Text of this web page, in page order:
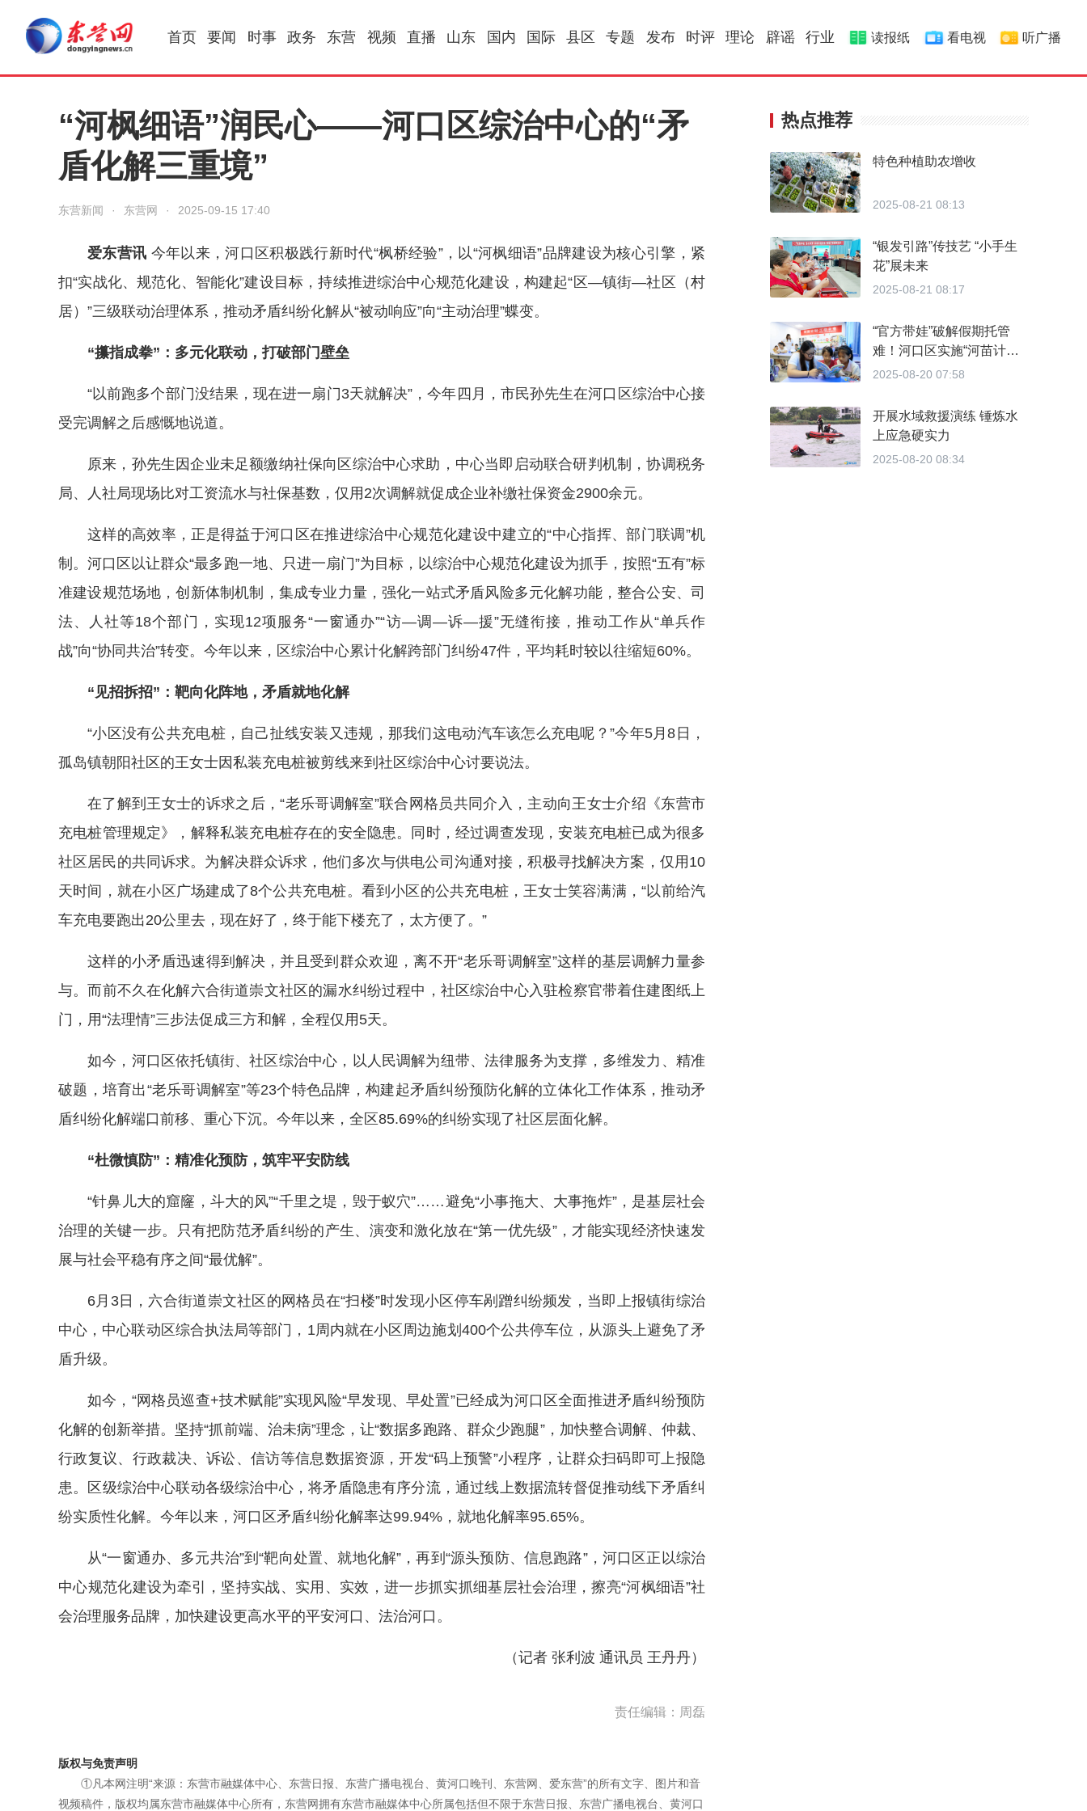
首页 要闻 时事 政务 东营 视频 直播 山东 国内 国际 县区 专题 发布 时评 理论 辟谣 行业 读报纸 看电视 听广播
“河枫细语”润民心——河口区综治中心的“矛
盾化解三重境”
东营新闻 · 东营网 · 2025-09-15 17:40
爱东营讯 今年以来，河口区积极践行新时代“枫桥经验”，以“河枫细语”品牌建设为核心引擎，紧
扣“实战化、规范化、智能化”建设目标，持续推进综治中心规范化建设，构建起“区—镇街—社区（村
居）”三级联动治理体系，推动矛盾纠纷化解从“被动响应”向“主动治理”蝶变。
“攥指成拳”：多元化联动，打破部门壁垒
“以前跑多个部门没结果，现在进一扇门3天就解决”，今年四月，市民孙先生在河口区综治中心接
受完调解之后感慨地说道。
原来，孙先生因企业未足额缴纳社保向区综治中心求助，中心当即启动联合研判机制，协调税务
局、人社局现场比对工资流水与社保基数，仅用2次调解就促成企业补缴社保资金2900余元。
这样的高效率，正是得益于河口区在推进综治中心规范化建设中建立的“中心指挥、部门联调”机
制。河口区以让群众“最多跑一地、只进一扇门”为目标，以综治中心规范化建设为抓手，按照“五有”标
准建设规范场地，创新体制机制，集成专业力量，强化一站式矛盾风险多元化解功能，整合公安、司
法、人社等18个部门，实现12项服务“一窗通办”“访—调—诉—援”无缝衔接，推动工作从“单兵作
战”向“协同共治”转变。今年以来，区综治中心累计化解跨部门纠纷47件，平均耗时较以往缩短60%。
“见招拆招”：靶向化阵地，矛盾就地化解
“小区没有公共充电桩，自己扯线安装又违规，那我们这电动汽车该怎么充电呢？”今年5月8日，
孤岛镇朝阳社区的王女士因私装充电桩被剪线来到社区综治中心讨要说法。
在了解到王女士的诉求之后，“老乐哥调解室”联合网格员共同介入，主动向王女士介绍《东营市
充电桩管理规定》，解释私装充电桩存在的安全隐患。同时，经过调查发现，安装充电桩已成为很多
社区居民的共同诉求。为解决群众诉求，他们多次与供电公司沟通对接，积极寻找解决方案，仅用10
天时间，就在小区广场建成了8个公共充电桩。看到小区的公共充电桩，王女士笑容满满，“以前给汽
车充电要跑出20公里去，现在好了，终于能下楼充了，太方便了。”
这样的小矛盾迅速得到解决，并且受到群众欢迎，离不开“老乐哥调解室”这样的基层调解力量参
与。而前不久在化解六合街道崇文社区的漏水纠纷过程中，社区综治中心入驻检察官带着住建图纸上
门，用“法理情”三步法促成三方和解，全程仅用5天。
如今，河口区依托镇街、社区综治中心，以人民调解为纽带、法律服务为支撑，多维发力、精准
破题，培育出“老乐哥调解室”等23个特色品牌，构建起矛盾纠纷预防化解的立体化工作体系，推动矛
盾纠纷化解端口前移、重心下沉。今年以来，全区85.69%的纠纷实现了社区层面化解。
“杜微慎防”：精准化预防，筑牢平安防线
“针鼻儿大的窟窿，斗大的风”“千里之堤，毁于蚁穴”……避免“小事拖大、大事拖炸”，是基层社会
治理的关键一步。只有把防范矛盾纠纷的产生、演变和激化放在“第一优先级”，才能实现经济快速发
展与社会平稳有序之间“最优解”。
6月3日，六合街道崇文社区的网格员在“扫楼”时发现小区停车剐蹭纠纷频发，当即上报镇街综治
中心，中心联动区综合执法局等部门，1周内就在小区周边施划400个公共停车位，从源头上避免了矛
盾升级。
如今，“网格员巡查+技术赋能”实现风险“早发现、早处置”已经成为河口区全面推进矛盾纠纷预防
化解的创新举措。坚持“抓前端、治未病”理念，让“数据多跑路、群众少跑腿”，加快整合调解、仲裁、
行政复议、行政裁决、诉讼、信访等信息数据资源，开发“码上预警”小程序，让群众扫码即可上报隐
患。区级综治中心联动各级综治中心，将矛盾隐患有序分流，通过线上数据流转督促推动线下矛盾纠
纷实质性化解。今年以来，河口区矛盾纠纷化解率达99.94%，就地化解率95.65%。
从“一窗通办、多元共治”到“靶向处置、就地化解”，再到“源头预防、信息跑路”，河口区正以综治
中心规范化建设为牵引，坚持实战、实用、实效，进一步抓实抓细基层社会治理，擦亮“河枫细语”社
会治理服务品牌，加快建设更高水平的平安河口、法治河口。
（记者 张利波 通讯员 王丹丹）
责任编辑：周磊
版权与免责声明
①凡本网注明“来源：东营市融媒体中心、东营日报、东营广播电视台、黄河口晚刊、东营网、爱东营”的所有文字、图片和音
视频稿件，版权均属东营市融媒体中心所有，东营网拥有东营市融媒体中心所属包括但不限于东营日报、东营广播电视台、黄河口
热点推荐
特色种植助农增收
2025-08-21 08:13
“银发引路”传技艺 “小手生
花”展未来
2025-08-21 08:17
“官方带娃”破解假期托管
难！河口区实施“河苗计
划”托管服务，以民生工程
2025-08-20 07:58
开展水域救援演练 锤炼水
上应急硬实力
2025-08-20 08:34